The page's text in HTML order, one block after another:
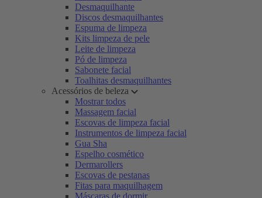
Desmaquilhante
Discos desmaquilhantes
Espuma de limpeza
Kits limpeza de pele
Leite de limpeza
Pó de limpeza
Sabonete facial
Toalhitas desmaquilhantes
Acessórios de beleza
Mostrar todos
Massagem facial
Escovas de limpeza facial
Instrumentos de limpeza facial
Gua Sha
Espelho cosmético
Dermarollers
Escovas de pestanas
Fitas para maquilhagem
Máscaras de dormir